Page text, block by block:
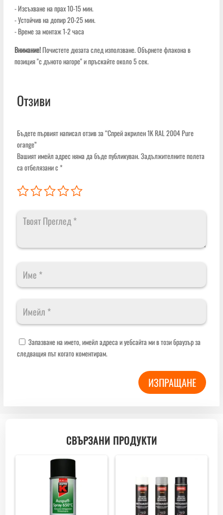
- Изсъхване на прах 10-15 мин.
- Устойчив на допир 20-25 мин.
- Време за монтаж 1-2 часа
Внимание!Почистете дюзата след използване. Обърнете флакона в
позиция "с дъното нагоре" и пръскайте около 5 сек.
Отзиви
Бъдете първият написал отзив за “Спрей акрилен 1K RAL 2004 Pure
orange”
Вашият имейл адрес няма да бъде публикуван.Задължителните полета
са отбелязани с*
Запазване на името, имейл адреса и уебсайта ми в този браузър за
следващия път когато коментирам.
ИЗПРАЩАНЕ
СВЪРЗАНИ ПРОДУКТИ